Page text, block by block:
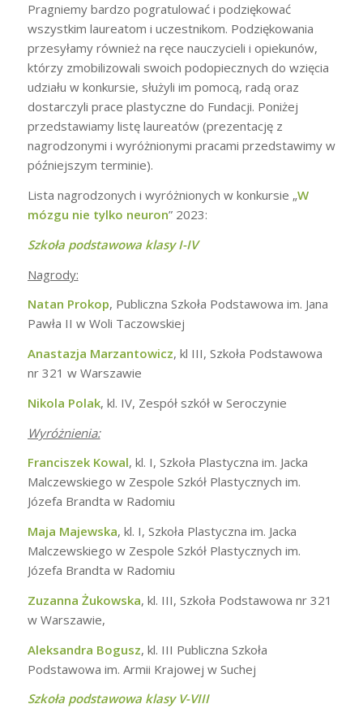
Pragniemy bardzo pogratulować i podziękować
wszystkim laureatom i uczestnikom. Podziękowania
przesyłamy również na ręce nauczycieli i opiekunów,
którzy zmobilizowali swoich podopiecznych do wzięcia
udziału w konkursie, służyli im pomocą, radą oraz
dostarczyli prace plastyczne do Fundacji. Poniżej
przedstawiamy listę laureatów (prezentację z
nagrodzonymi i wyróżnionymi pracami przedstawimy w
późniejszym terminie).
Lista nagrodzonych i wyróżnionych w konkursie „W
mózgu nie tylko neuron” 2023:
Szkoła podstawowa klasy I-IV
Nagrody:
Natan Prokop, Publiczna Szkoła Podstawowa im. Jana
Pawła II w Woli Taczowskiej
Anastazja Marzantowicz, kl III, Szkoła Podstawowa
nr 321 w Warszawie
Nikola Polak, kl. IV, Zespół szkół w Seroczynie
Wyróżnienia:
Franciszek Kowal, kl. I, Szkoła Plastyczna im. Jacka
Malczewskiego w Zespole Szkół Plastycznych im.
Józefa Brandta w Radomiu
Maja Majewska, kl. I, Szkoła Plastyczna im. Jacka
Malczewskiego w Zespole Szkół Plastycznych im.
Józefa Brandta w Radomiu
Zuzanna Żukowska, kl. III, Szkoła Podstawowa nr 321
w Warszawie,
Aleksandra Bogusz, kl. III Publiczna Szkoła
Podstawowa im. Armii Krajowej w Suchej
Szkoła podstawowa klasy V-VIII